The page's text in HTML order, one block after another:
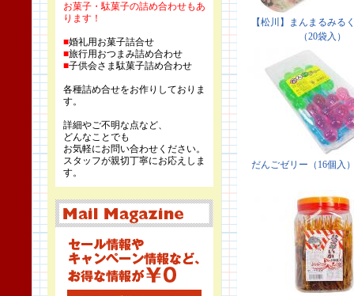
お菓子・駄菓子の詰め合わせもあ
ります！
■婚礼用お菓子詰合せ
■旅行用おつまみ詰め合わせ
■子供会さま駄菓子詰め合わせ
各種詰め合せをお作りしておりま
す。
詳細やご不明な点など、
どんなことでも
お気軽にお問い合わせください。
スタッフが親切丁寧にお応えしま
す。